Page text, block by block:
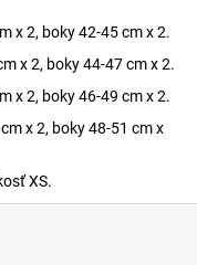
x 2, boky 42-45 cm x 2.
x 2, boky 44-47 cm x 2.
x 2, boky 46-49 cm x 2.
x 2, boky 48-51 cm x
XS.